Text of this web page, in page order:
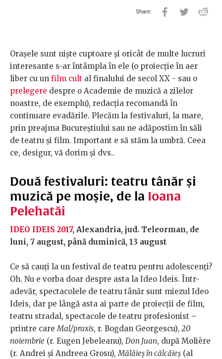
Orașele sunt niște cuptoare și oricât de multe lucruri
interesante s-ar întâmpla în ele (o proiecție în aer
liber cu un film cult al finalului de secol XX - sau o
prelegere despre o Academie de muzică a zilelor
noastre, de exemplu), redacția recomandă în
continuare evadările. Plecăm la festivaluri, la mare,
prin preajma Bucureștiului sau ne adăpostim în săli
de teatru și film. Important e să stăm la umbră. Ceea
ce, desigur, vă dorim și dvs..
Două festivaluri: teatru tânăr și
muzică pe moșie, de la Ioana
Pelehatăi
IDEO IDEIS 2017, Alexandria, jud. Teleorman, de
luni, 7 august, până duminică, 13 august
Ce să cauți la un festival de teatru pentru adolescenți?
Oh. Nu e vorba doar despre asta la Ideo Ideis. Într-
adevăr, spectacolele de teatru tânăr sunt miezul Ideo
Ideis, dar pe lângă asta ai parte de proiecții de film,
teatru stradal, spectacole de teatru profesionist –
printre careMal/praxis, r. Bogdan Georgescu), 20
noiembrie (r. Eugen Jebeleanu), Don Juan, după Molière
(r. Andrei și Andreea Grosu),Mălăieș în călcăieș (al